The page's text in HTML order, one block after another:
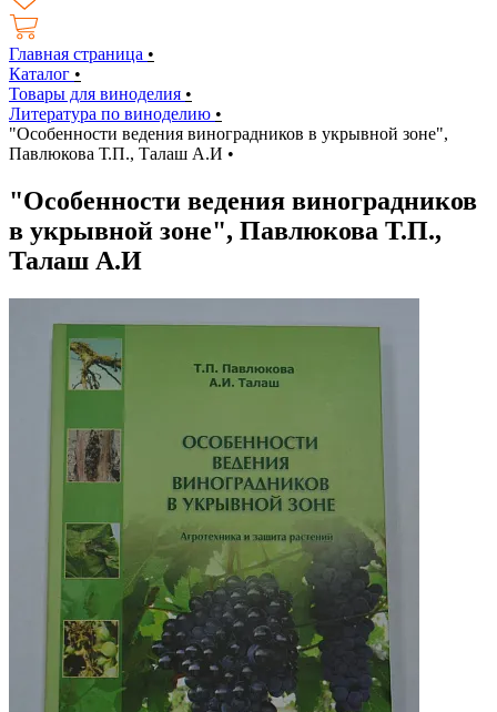
Главная страница •
Каталог •
Товары для виноделия •
Литература по виноделию •
"Особенности ведения виноградников в укрывной зоне",
Павлюкова Т.П., Талаш А.И •
"Особенности ведения виноградников
в укрывной зоне", Павлюкова Т.П.,
Талаш А.И